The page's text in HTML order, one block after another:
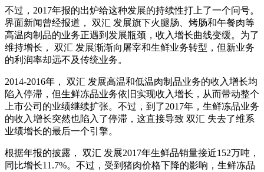
不过，2017年报的出炉给这种发展的持续性打上了一个问号。
界面新闻曾经报道， 双汇 发展旗下火腿肠、烤肠和午餐肉等
高温肉制品的业务正遇到发展瓶颈，收入增长曲线变缓。为了
维持增长， 双汇 发展渐渐向屠宰和生鲜业务转型，但新业务
的利润率却远不及传统业务。
2014-2016年， 双汇 发展高温和低温肉制品业务的收入增长均
陷入停滞，但生鲜冻品业务依旧实现收入增长，从而带动整个
上市公司的业绩继续扩张。不过，到了2017年，生鲜冻品业务
的收入增长突然也陷入了停滞，这直接导致 双汇 失去了维系
业绩增长的最后一个引擎。
根据年报的披露， 双汇 发展2017年生鲜品销量接近152万吨，
同比增长11.7%。不过，受到猪肉价格下降的影响，生鲜冻品